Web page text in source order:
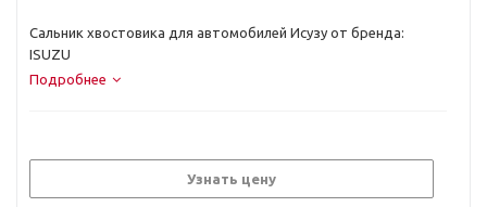
Сальник хвостовика для автомобилей Исузу от бренда:
ISUZU
Подробнее
Узнать цену